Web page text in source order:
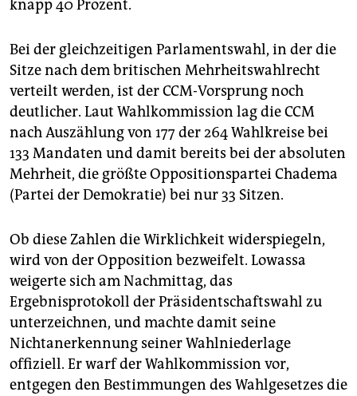
knapp 40 Prozent.
Bei der gleichzeitigen Parlamentswahl, in der die
Sitze nach dem britischen Mehrheitswahlrecht
verteilt werden, ist der CCM-Vorsprung noch
deutlicher. Laut Wahlkommission lag die CCM
nach Auszählung von 177 der 264 Wahlkreise bei
133 Mandaten und damit bereits bei der absoluten
Mehrheit, die größte Oppositionspartei Chadema
(Partei der Demokratie) bei nur 33 Sitzen.
Ob diese Zahlen die Wirklichkeit widerspiegeln,
wird von der Opposition bezweifelt. Lowassa
weigerte sich am Nachmittag, das
Ergebnisprotokoll der Präsidentschaftswahl zu
unterzeichnen, und machte damit seine
Nichtanerkennung seiner Wahlniederlage
offiziell. Er warf der Wahlkommission vor,
entgegen den Bestimmungen des Wahlgesetzes die